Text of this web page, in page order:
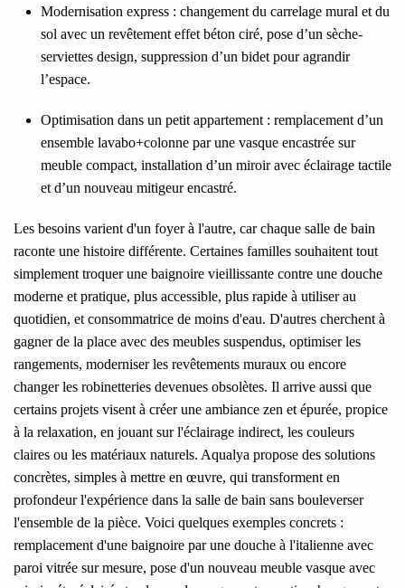
Modernisation express : changement du carrelage mural et du
sol avec un revêtement effet béton ciré, pose d’un sèche-
serviettes design, suppression d’un bidet pour agrandir
l’espace.
Optimisation dans un petit appartement : remplacement d’un
ensemble lavabo+colonne par une vasque encastrée sur
meuble compact, installation d’un miroir avec éclairage tactile
et d’un nouveau mitigeur encastré.
Les besoins varient d'un foyer à l'autre, car chaque salle de bain
raconte une histoire différente. Certaines familles souhaitent tout
simplement troquer une baignoire vieillissante contre une douche
moderne et pratique, plus accessible, plus rapide à utiliser au
quotidien, et consommatrice de moins d'eau. D'autres cherchent à
gagner de la place avec des meubles suspendus, optimiser les
rangements, moderniser les revêtements muraux ou encore
changer les robinetteries devenues obsolètes. Il arrive aussi que
certains projets visent à créer une ambiance zen et épurée, propice
à la relaxation, en jouant sur l'éclairage indirect, les couleurs
claires ou les matériaux naturels. Aqualya propose des solutions
concrètes, simples à mettre en œuvre, qui transforment en
profondeur l'expérience dans la salle de bain sans bouleverser
l'ensemble de la pièce. Voici quelques exemples concrets :
remplacement d'une baignoire par une douche à l'italienne avec
paroi vitrée sur mesure, pose d'un nouveau meuble vasque avec